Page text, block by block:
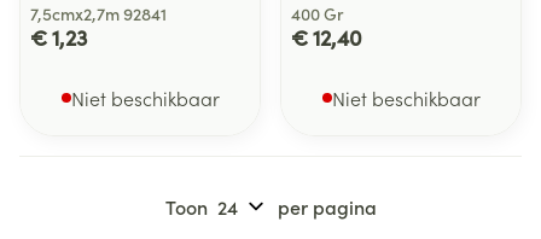
7,5cmx2,7m 92841
€ 1,23
Niet beschikbaar
400 Gr
€ 12,40
Niet beschikbaar
Toon per pagina